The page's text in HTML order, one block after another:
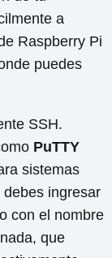
a
Raspberry Pi
puedes
SSH.
PuTTY
sistemas
ingresar
con el nombre
que